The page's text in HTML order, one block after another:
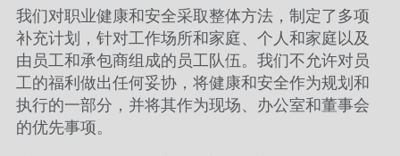
我们对职业健康和安全采取整体方法，制定了多项
补充计划，针对工作场所和家庭、个人和家庭以及
由员工和承包商组成的员工队伍。我们不允许对员
工的福利做出任何妥协，将健康和安全作为规划和
执行的一部分，并将其作为现场、办公室和董事会
的优先事项。